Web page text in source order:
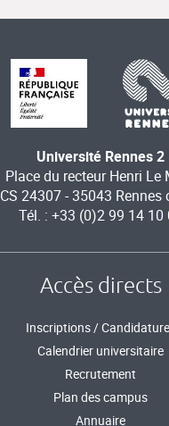
Université Rennes 2
Place du recteur Henri Le
CS 24307 - 35043 Rennes
Tél. : +33 (0)2 99 14 10
Accès directs
Inscriptions /
Calendrier universitaire
Recrutement
Plan des campus
Annuaire